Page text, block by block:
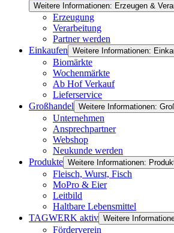
Weitere Informationen: Erzeugen &
Erzeugung
Verarbeitung
Partner werden
Einkaufen Weitere Informationen:
Biomärkte
Wochenmärkte
Ab Hof Verkauf
Lieferservice
Großhandel Weitere Informationen:
Unternehmen
Ansprechpartner
Webshop
Neukunde werden
Produkte Weitere Informationen:
Fleisch, Wurst, Fisch
MoPro & Eier
Leitbild
Haltbare Lebensmittel
TAGWERK aktiv Weitere
Förderverein